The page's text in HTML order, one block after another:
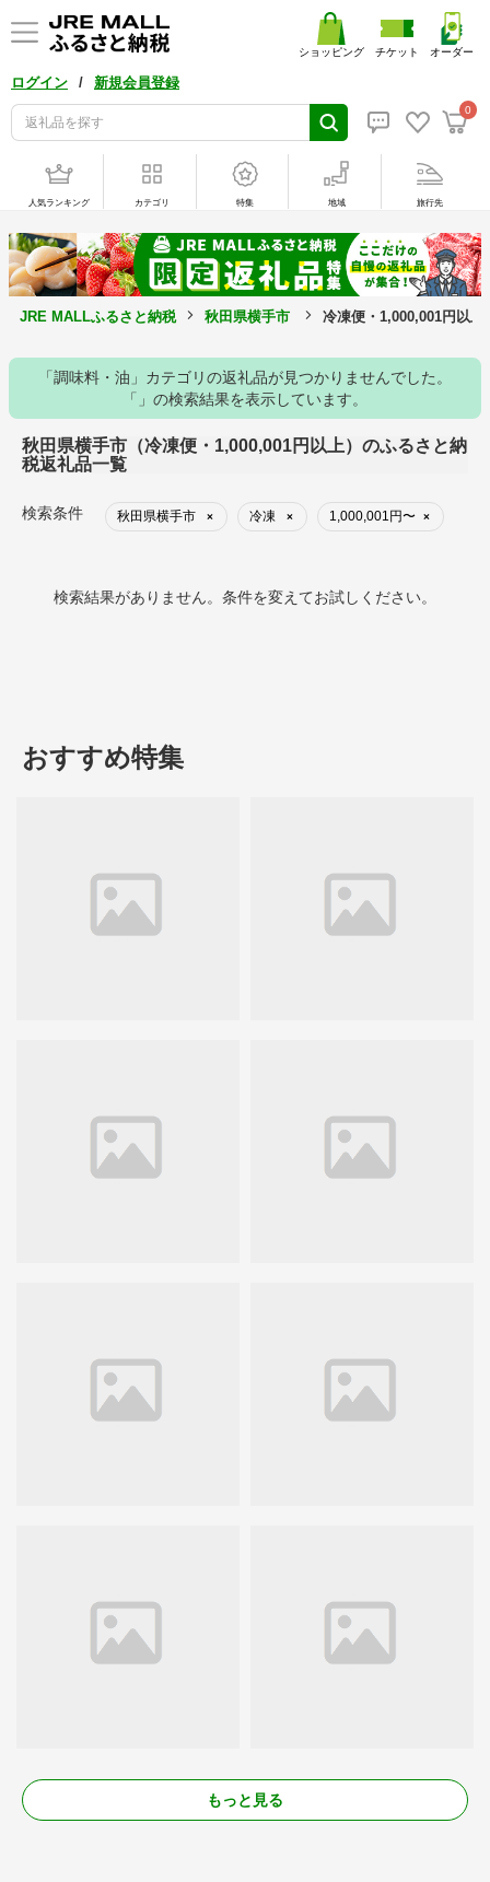
ログイン / 新規会員登録
0
ショッピング チケット オーダー
人気ランキング カテゴリ 特集 地域 旅行先
JRE MALLふるさと納税 秋田県横手市 冷凍便・1,000,001円以上
「調味料・油」カテゴリの返礼品が見つかりませんでした。
「」の検索結果を表示しています。
秋田県横手市（冷凍便・1,000,001円以上）のふるさと納
税返礼品一覧
検索条件 秋田県横手市 × 冷凍 × 1,000,001円〜 ×
検索結果がありません。条件を変えてお試しください。
おすすめ特集
もっと見る